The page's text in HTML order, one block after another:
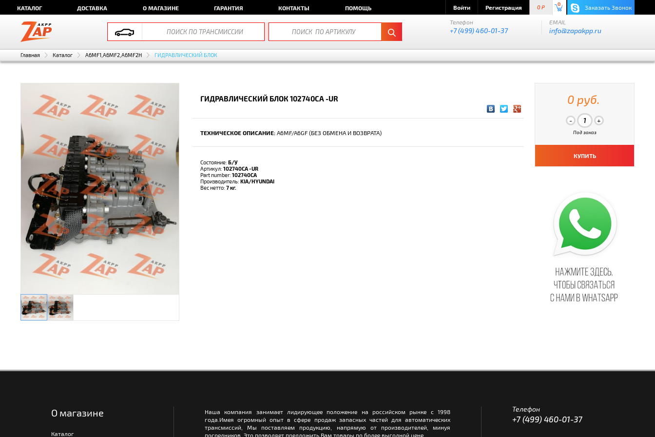
КАТАЛОГ ДОСТАВКА О МАГАЗИНЕ ГАРАНТИЯ КОНТАКТЫ ПОМОЩЬ Войти Регистрация 0 P
0 Заказать Звонок
Телефон
+7 (499) 460-01-37
EMAIL
info@zapakpp.ru
Главная Каталог A6MF1,A6MF2,A6MF2H ГИДРАВЛИЧЕСКИЙ БЛОК
ГИДРАВЛИЧЕСКИЙ БЛОК 102740CA -UR
ТЕХНИЧЕСКОЕ ОПИСАНИЕ: A6MF/A6GF (БЕЗ ОБМЕНА И ВОЗВРАТА)
Состояние: Б/У
Артикул: 102740CA -UR
Part number: 102740CA
Производитель: KIA/HYUNDAI
Вес нетто: 7 кг.
0 руб.
Под заказ
КУПИТЬ
О магазине
Каталог
Наша компания занимает лидирующее положение на российском рынке с 1998
года.Имея огромный опыт в сфере продаж запасных частей для автоматических
трансмиссий, Мы поставляем продукцию, напрямую от производителей, минуя
посредников. Это позволяет предложить Вам товары по более выгодной цене.
Телефон
+7 (499) 460-01-37